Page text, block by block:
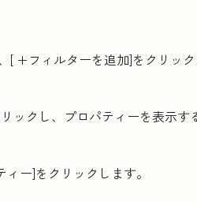
[ +フィルターを追加]をクリッ
ックし、プロパティーを表示す
ィー]をクリックします。